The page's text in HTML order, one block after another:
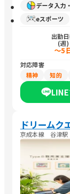
データ入力
eスポーツ
出勤
(週)
～5
対応障害
精神
知的
ドリームク
京成本線 谷津